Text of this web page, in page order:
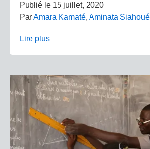
Publié le 15 juillet, 2020
ParAmara Kamaté, Aminata Siahoué
Lire plus